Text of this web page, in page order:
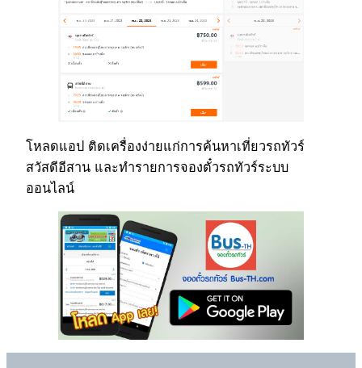
โหลดแอป ติดเครื่องง่ายแก่การค้นหาเที่ยวรถทัวร์
สวัสดีอีสาน และทำรายการจองตั๋วรถทัวร์ระบบ
ออนไลน์